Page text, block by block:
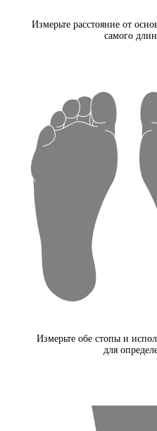
Измерьте расстояние от
самого
Измерьте обе стопы и
для